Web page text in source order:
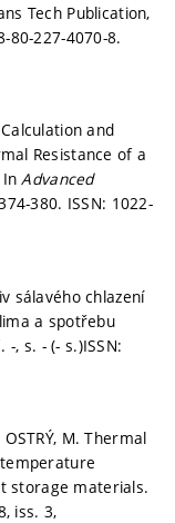
Tech Publication,
80-227-4070-8.
Calculation and
Resistance of a
InAdvanced
380. ISSN: 1022-
sálavého chlazení
a spotřebu
-, s. - (- s.)ISSN:
OSTRÝ, M. Thermal
storage materials.
iss. 3,